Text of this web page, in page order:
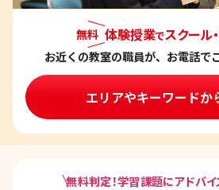
無料 体験授業でスクール
お近くの教室の職員が、お電話で
エリアやキーワードか
無料判定！学習課題にアドバ